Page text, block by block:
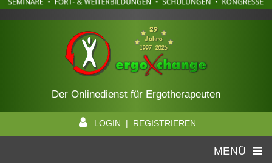
Der Onlinedienst für Ergotherapeuten
LOGIN | REGISTRIEREN
MENÜ